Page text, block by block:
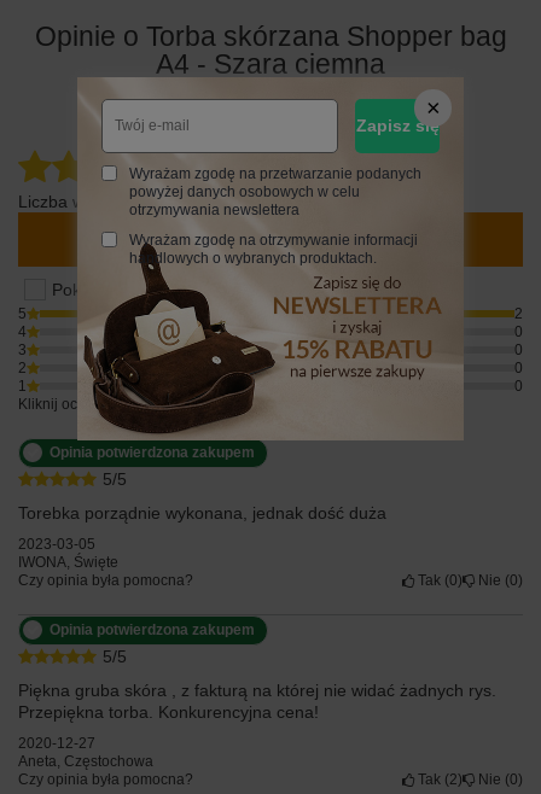
Opinie o Torba skórzana Shopper bag
A4 - Szara ciemna
5.00
Liczba wystawionych opinii: 2
Napisz swoją opinię
Pokaż tylko opinie potwierdzone zakupem
5
2
4
0
3
0
2
0
1
0
Kliknij ocenę aby filtrować opinie
5/5
Opinia potwierdzona zakupem
Torebka porządnie wykonana, jednak dość duża
2023-03-05
IWONA, Święte
Czy opinia była pomocna?
Tak 0 Nie 0
5/5
Opinia potwierdzona zakupem
Piękna gruba skóra , z fakturą na której nie widać żadnych rys.
Przepiękna torba. Konkurencyjna cena!
2020-12-27
Aneta, Częstochowa
Czy opinia była pomocna?
Tak 2 Nie 0
Zapisz się
Wyrażam zgodę na przetwarzanie podanych
powyżej danych osobowych w celu
otrzymywania newslettera
Wyrażam zgodę na otrzymywanie informacji
handlowych o wybranych produktach.